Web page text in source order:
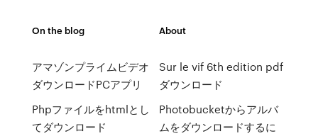
On the blog
アマゾンプライムビデオ
ダウンロードPCアプリ
Phpファイルをhtmlとし
てダウンロード
About
Sur le vif 6th edition pdf
ダウンロード
Photobucketからアルバ
ムをダウンロードするに